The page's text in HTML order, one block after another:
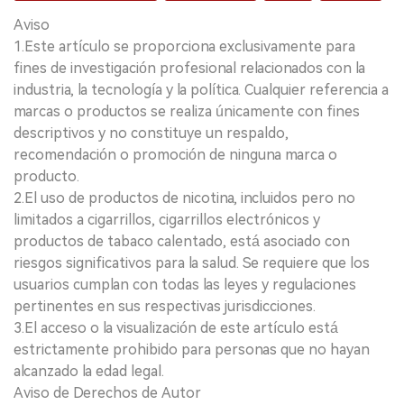
Aviso
1.Este artículo se proporciona exclusivamente para
fines de investigación profesional relacionados con la
industria, la tecnología y la política. Cualquier referencia a
marcas o productos se realiza únicamente con fines
descriptivos y no constituye un respaldo,
recomendación o promoción de ninguna marca o
producto.
2.El uso de productos de nicotina, incluidos pero no
limitados a cigarrillos, cigarrillos electrónicos y
productos de tabaco calentado, está asociado con
riesgos significativos para la salud. Se requiere que los
usuarios cumplan con todas las leyes y regulaciones
pertinentes en sus respectivas jurisdicciones.
3.El acceso o la visualización de este artículo está
estrictamente prohibido para personas que no hayan
alcanzado la edad legal.
Aviso de Derechos de Autor